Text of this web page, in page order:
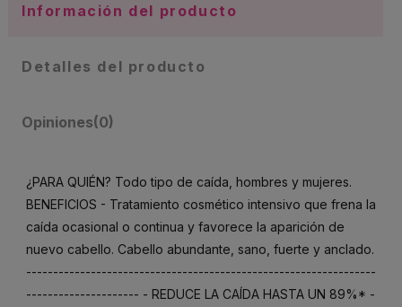
Información del producto
Detalles del producto
Opiniones(0)
¿PARA QUIÉN? Todo tipo de caída, hombres y mujeres.
BENEFICIOS - Tratamiento cosmético intensivo que frena la
caída ocasional o continua y favorece la aparición de
nuevo cabello. Cabello abundante, sano, fuerte y anclado.
-----------------------------------------------------------------
--------------------- - REDUCE LA CAÍDA HASTA UN 89%* -